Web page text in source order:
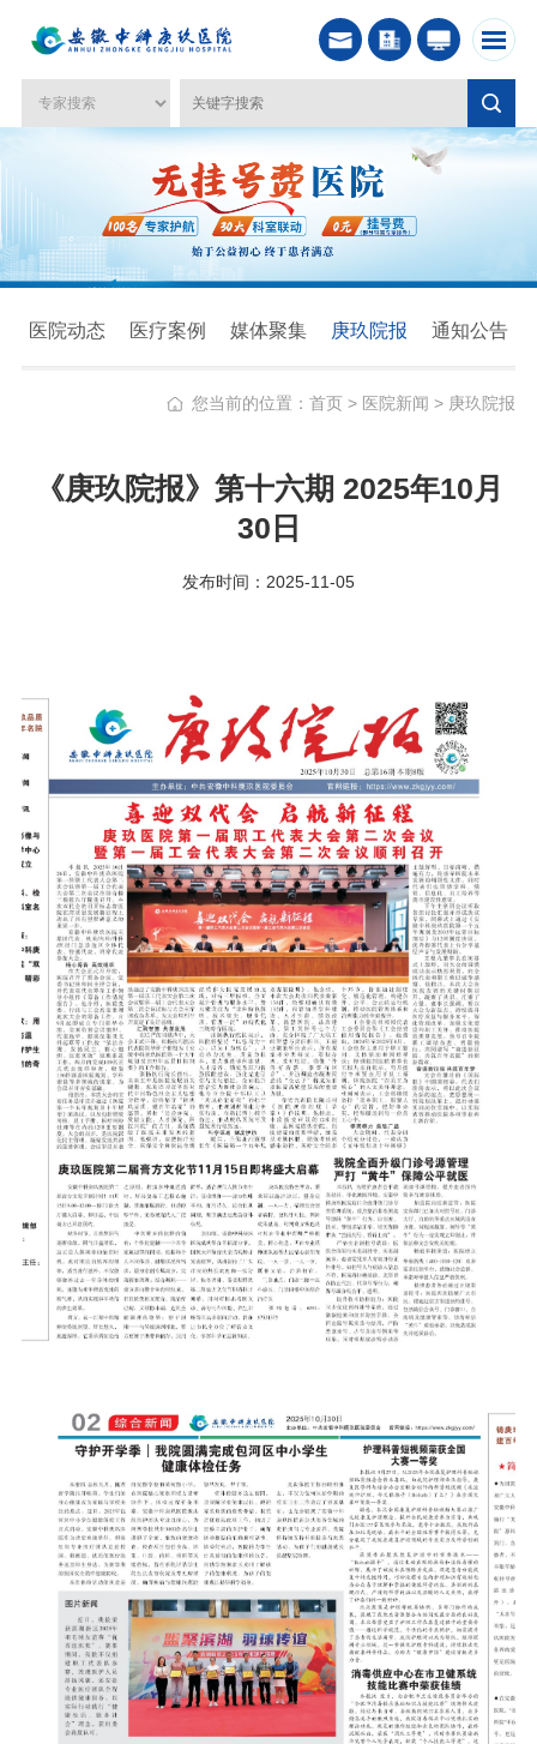
医院动态 医疗案例 媒体聚集 庚玖院报 通知公告
您当前的位置：首页 > 医院新闻 > 庚玖院报
《庚玖院报》第十六期 2025年10月
30日
发布时间：2025-11-05